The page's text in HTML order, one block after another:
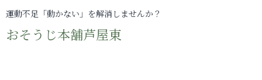
運動不足「動かない」を解消しませんか？
おそうじ本舗芦屋東